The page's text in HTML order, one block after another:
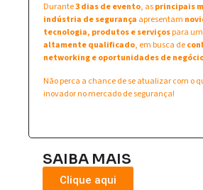
Durante3 dias de evento, asprincipais
indústria de segurança apresentam
tecnologia, produtos e serviçospara um
altamente qualificado, em busca de
networking e oportunidades de
Não perca a chance de se atualizar com o
inovador no mercado de segurança!
SAIBA MAIS
Clique aqui